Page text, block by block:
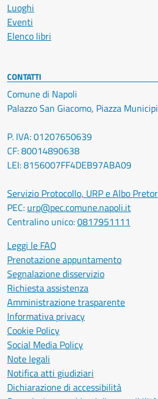
Luoghi
Eventi
Elenco libri
CONTATTI
Comune di Napoli
Palazzo San Giacomo, Piazza
P. IVA: 01207650639
CF: 80014890638
LEI: 8156007FF4DEB97ABA09
Servizio Protocollo, URP e Albo
PEC: urp@pec.comune.napoli.it
Centralino unico:0817951111
Leggi le FAQ
Prenotazione appuntamento
Segnalazione disservizio
Richiesta assistenza
Amministrazione trasparente
Informativa privacy
Cookie Policy
Social Media Policy
Note legali
Notifica atti giudiziari
Dichiarazione di accessibilità